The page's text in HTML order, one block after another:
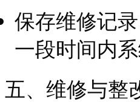
保存维修记
一段时间内系
五、维修与整